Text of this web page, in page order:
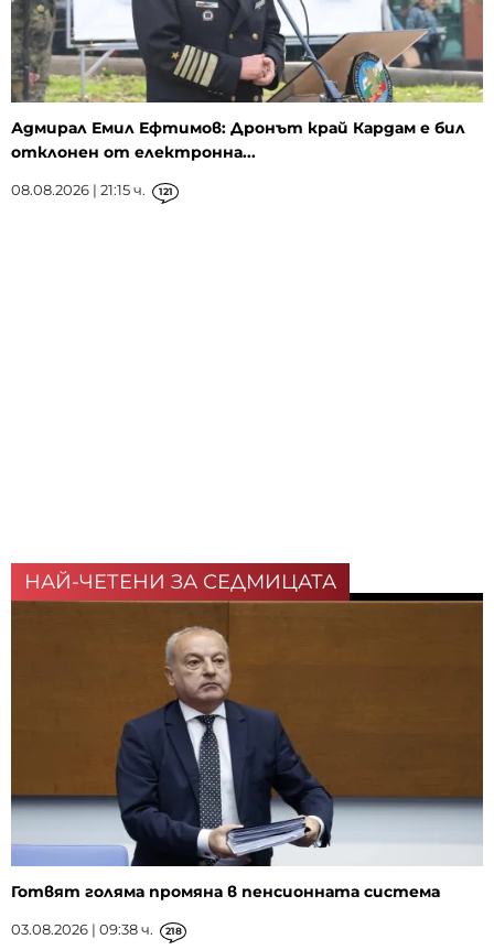
Адмирал Емил Ефтимов: Дронът край Кардам е бил
отклонен от електронна...
08.08.2026 | 21:15 ч. 121
НАЙ-ЧЕТЕНИ ЗА СЕДМИЦАТА
Готвят голяма промяна в пенсионната система
03.08.2026 | 09:38 ч. 218